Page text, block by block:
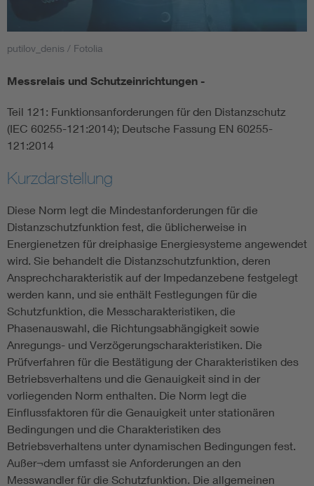
Smart Cities
Circular Economy für mehr Ressourceneffizienz
Cybersecurity in der Industrieautomatisierung
DIN VDE 0100 für sichere Elektroinstallationen
Elektrofachkraft (EFK)
putilov_denis / Fotolia
Messrelais und Schutzeinrichtungen -
Teil 121: Funktionsanforderungen für den Distanzschutz
(IEC 60255-121:2014); Deutsche Fassung EN 60255-
121:2014
Kurzdarstellung
Diese Norm legt die Mindestanforderungen für die
Distanzschutzfunktion fest, die üblicherweise in
Energienetzen für dreiphasige Energiesysteme angewendet
wird. Sie behandelt die Distanzschutzfunktion, deren
Ansprechcharakteristik auf der Impedanzebene festgelegt
werden kann, und sie enthält Festlegungen für die
Schutzfunktion, die Messcharakteristiken, die
Phasenauswahl, die Richtungsabhängigkeit sowie
Anregungs- und Verzögerungscharakteristiken. Die
Prüfverfahren für die Bestätigung der Charakteristiken des
Betriebsverhaltens und die Genauigkeit sind in der
vorliegenden Norm enthalten. Die Norm legt die
Einflussfaktoren für die Genauigkeit unter stationären
Bedingungen und die Charakteristiken des
Betriebsverhaltens unter dynamischen Bedingungen fest.
Außer¬dem umfasst sie Anforderungen an den
Messwandler für die Schutzfunktion. Die allgemeinen